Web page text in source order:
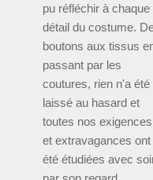
pu réfléchir à chaque
détail du costume.
boutons aux tissus
passant par les
coutures, rien n'a été
laissé au hasard et
toutes nos exigences
et extravagances ont
été étudiées avec